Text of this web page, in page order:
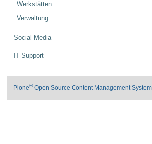
Werkstätten
Verwaltung
Social Media
IT-Support
Plone®Open Source Content Management System